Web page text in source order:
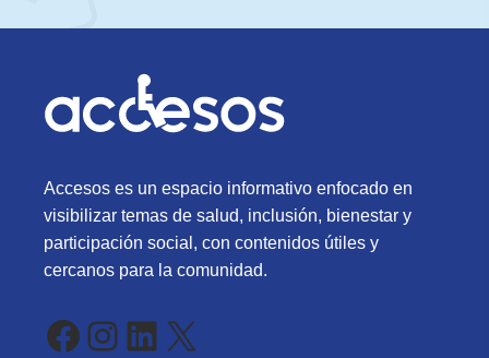
Accesos es un espacio informativo enfocado en
visibilizar temas de salud, inclusión, bienestar y
participación social, con contenidos útiles y
cercanos para la comunidad.
Facebook
Instagram
LinkedIn
X